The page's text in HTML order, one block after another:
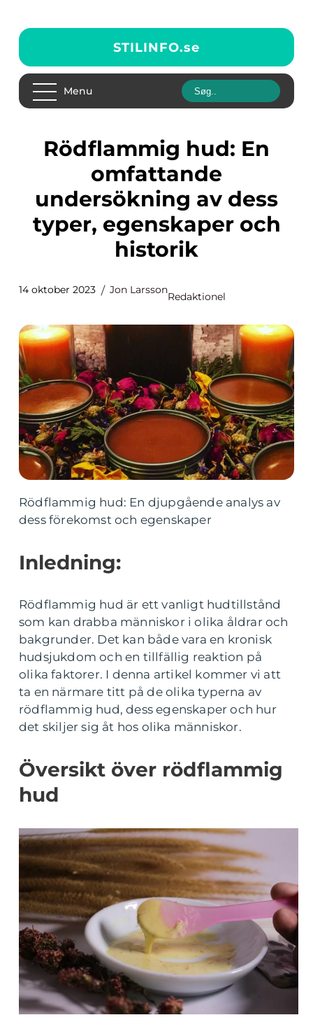
STILINFO.se
Menu
Rödflammig hud: En
omfattande
undersökning av dess
typer, egenskaper och
historik
14 oktober 2023 Jon Larsson
Redaktionel
Rödflammig hud: En djupgående analys av
dess förekomst och egenskaper
Inledning:
Rödflammig hud är ett vanligt hudtillstånd
som kan drabba människor i olika åldrar och
bakgrunder. Det kan både vara en kronisk
hudsjukdom och en tillfällig reaktion på
olika faktorer. I denna artikel kommer vi att
ta en närmare titt på de olika typerna av
rödflammig hud, dess egenskaper och hur
det skiljer sig åt hos olika människor.
Översikt över rödflammig
hud